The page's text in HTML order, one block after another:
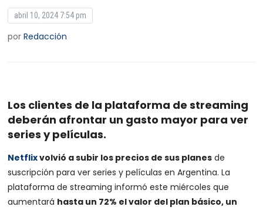
abril 10, 2024 7:54 pm
porRedacción
Los clientes de la plataforma de streaming
deberán afrontar un gasto mayor para ver
series y películas.
Netflixvolvió a subir los precios de sus planes de
suscripción para ver series y películas en Argentina. La
plataforma de streaming informó este miércoles que
aumentará hasta un 72% el valor del plan básico, un